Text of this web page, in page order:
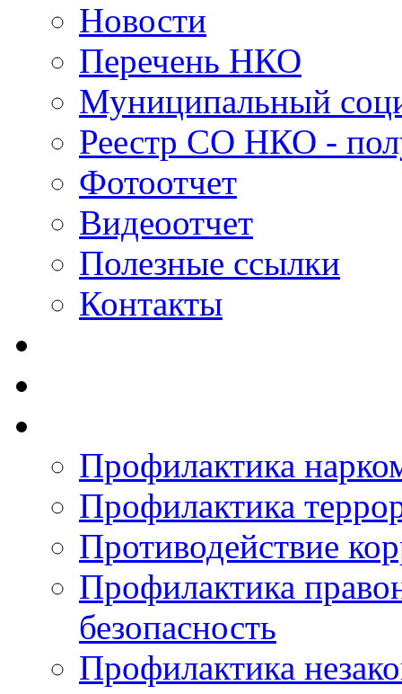
Новости
Перечень НКО
Муниципальный
Реестр СО НКО -
Фотоотчет
Видеоотчет
Полезные ссылки
Контакты
Профилактика
Профилактика
Противодействие
Профилактика
безопасность
Профилактика